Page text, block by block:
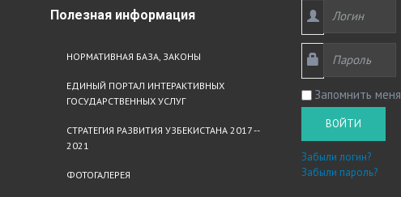
Полезная информация
НОРМАТИВНАЯ БАЗА, ЗАКОНЫ
ЕДИНЫЙ ПОРТАЛ ИНТЕРАКТИВНЫХ
ГОСУДАРСТВЕННЫХ УСЛУГ
СТРАТЕГИЯ РАЗВИТИЯ УЗБЕКИСТАНА 2017 --
2021
ФОТОГАЛЕРЕЯ
Запомнить меня
ВОЙТИ
Забыли логин?
Забыли пароль?